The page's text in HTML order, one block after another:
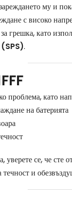
му и
с високо
грешка, като
(SPS).
проблема, като
на батерията
уверете се, че
и